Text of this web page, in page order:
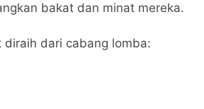
bakat dan minat mereka.
diraih dari cabang lomba: